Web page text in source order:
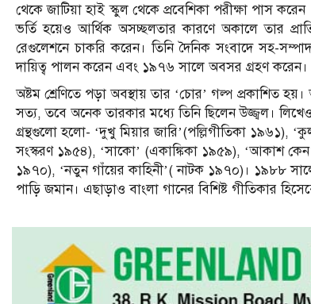
থেকে জাটিয়া হাই স্কুল থেকে প্রবেশিকা পরীক্ষা পাস
ভর্তি হয়েও আর্থিক অসচ্ছলতার কারণে অকালে তার
রেগুলেশনে চাকরি করেন। তিনি দৈনিক সংবাদে সহ-
দায়িত্ব পালন করেন এবং ১৯৭৬ সালে অবসর গ্রহণ করেন।
অষ্টম শ্রেণিতে পড়া অবস্থায় তার ‘চোর’ গল্প প্রকাশিত
সত্য, তবে অনেক তারকার মধ্যে তিনি ছিলেন উজ্জ্বল।
গ্রন্থগুলো হলো- ‘দুখু মিয়ার জারি’(পল্লিগীতিকা ১৯৬১),
সংস্করণ ১৯৫৪), ‘সাকো’ (একাঙ্কিকা ১৯৫৯), ‘আকাশ কেন
১৯৭০), ‘নতুন গাঁয়ের কাহিনী’( নাটক ১৯৭০)। ১৯৮৮
পাড়ি জমান। এছাড়াও বাংলা গানের বিশিষ্ট গীতিকার